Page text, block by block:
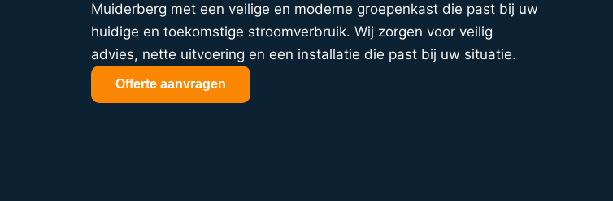
Muiderberg met een veilige en moderne groepenkast die past bij uw
huidige en toekomstige stroomverbruik. Wij zorgen voor veilig
advies, nette uitvoering en een installatie die past bij uw situatie.
Offerte aanvragen